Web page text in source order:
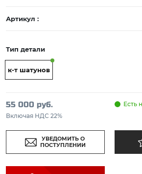
Артикул :
Тип детали
к-т шатунов
Есть
55 000 руб.
Включая НДС 22%
УВЕДОМИТЬ О
ПОСТУПЛЕНИИ